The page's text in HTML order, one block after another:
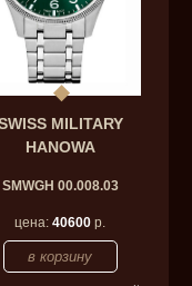
MILITARY
HANOWA
SMWGH 00.008.03
цена:40600 р.